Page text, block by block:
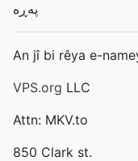
پەڕە
An jî bi rêya e-
VPS.org LLC
Attn: MKV.to
850 Clark st.